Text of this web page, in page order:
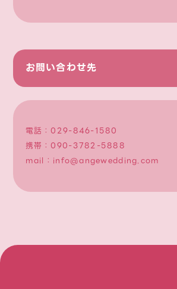
お問い合わせ先
電話：029-846-1580
携帯：090-3782-5888
mail： info@angewedding.com